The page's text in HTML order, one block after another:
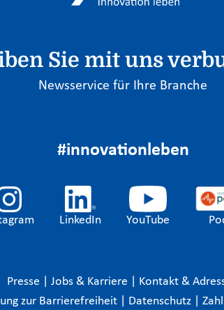
Sie mit uns
Newsservice für Ihre Branche
#innovationleben
LinkedIn YouTube
Presse Jobs & Karriere
Kontakt &
zur Barrierefreiheit Datenschutz